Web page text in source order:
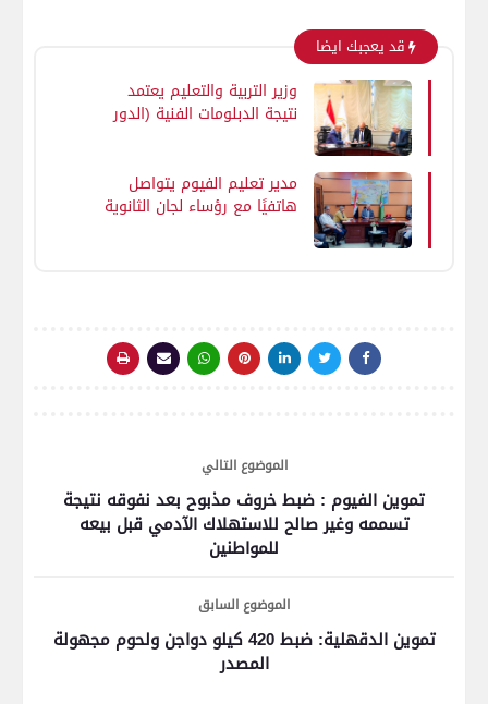
قد يعجبك ايضا
وزير التربية والتعليم يعتمد
نتيجة الدبلومات الفنية (الدور
مدير تعليم الفيوم يتواصل
هاتفيًا مع رؤساء لجان الثانوية
الموضوع التالي
تموين الفيوم : ضبط خروف مذبوح بعد نفوقه نتيجة
تسممه وغير صالح للاستهلاك الآدمي قبل بيعه
للمواطنين
الموضوع السابق
تموين الدقهلية: ضبط 420 كيلو دواجن ولحوم مجهولة
المصدر